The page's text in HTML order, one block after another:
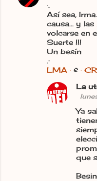
·.
Así sea,
causa... y
volcarse en
Suerte !!!
Un besín
.·
LMA · & · CR
La
Ya
que